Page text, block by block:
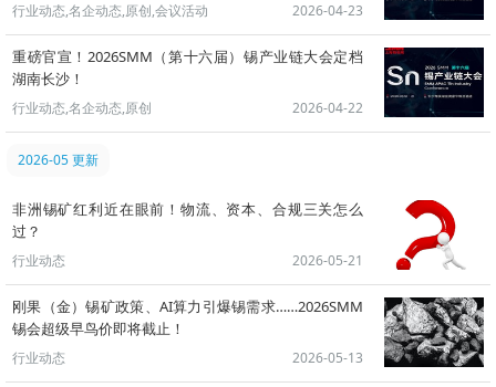
行业动态,名企动态,原创,会议活动 2026-04-23
重磅官宣！2026SMM（第十六届）锡产业链大会定档
湖南长沙！
行业动态,名企动态,原创 2026-04-22
2026-05 更新
非洲锡矿红利近在眼前！物流、资本、合规三关怎么
过？
行业动态 2026-05-21
刚果（金）锡矿政策、AI算力引爆锡需求……2026SMM
锡会超级早鸟价即将截止！
行业动态 2026-05-13